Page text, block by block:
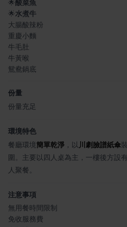
🌟酸菜魚
🌟水煮牛
大腸酸辣粉
重慶小麵
牛毛肚
牛黃喉
鴛鴦鍋底
份量
份量充足
環境特色
餐廳環境簡單乾淨 ，以 川劇臉譜紙傘
圍。主要以四人桌為主，一樓後方設
人聚餐。
注意事項
無用餐時間限制
免收服務費